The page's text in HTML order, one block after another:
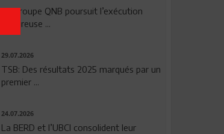
Le Groupe QNB poursuit l’exécution
rigoureuse ...
29.07.2026
TSB: Des résultats 2025 marqués par un
premier ...
24.07.2026
La BERD et l’UBCI consolident leur